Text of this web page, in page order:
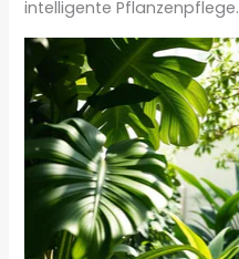
intelligente Pflanzenpflege.